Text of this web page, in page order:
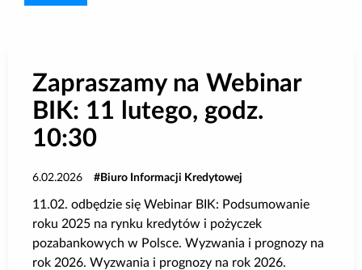
Kontakt
Logowanie
Załóż konto
Zapraszamy na Webinar
BIK: 11 lutego, godz.
10:30
6.02.2026 Biuro Informacji Kredytowej
11.02. odbędzie się Webinar BIK: Podsumowanie
roku 2025 na rynku kredytów i pożyczek
pozabankowych w Polsce. Wyzwania i prognozy na
rok 2026. Wyzwania i prognozy na rok 2026.